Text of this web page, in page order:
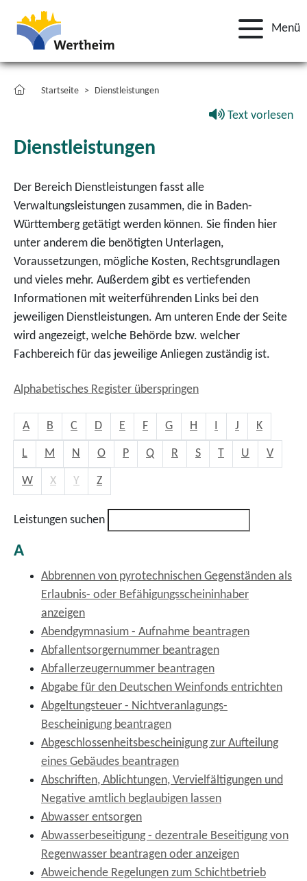
Menü
Startseite Dienstleistungen
Text vorlesen
Dienstleistungen
Der Bereich Dienstleistungen fasst alle
Verwaltungsleistungen zusammen, die in Baden-
Württemberg getätigt werden können. Sie finden hier
unter anderem die benötigten Unterlagen,
Voraussetzungen, mögliche Kosten, Rechtsgrundlagen
und vieles mehr. Außerdem gibt es vertiefenden
Informationen mit weiterführenden Links bei den
jeweiligen Dienstleistungen. Am unteren Ende der Seite
wird angezeigt, welche Behörde bzw. welcher
Fachbereich für das jeweilige Anliegen zuständig ist.
Alphabetisches Register überspringen
A B C D E F G H I J K
L M N O P Q R S T U V
W X Y Z
Leistungen suchen
A
Abbrennen von pyrotechnischen Gegenständen als
Erlaubnis- oder Befähigungsscheininhaber
anzeigen
Abendgymnasium - Aufnahme beantragen
Abfallentsorgernummer beantragen
Abfallerzeugernummer beantragen
Abgabe für den Deutschen Weinfonds entrichten
Abgeltungsteuer - Nichtveranlagungs-
Bescheinigung beantragen
Abgeschlossenheitsbescheinigung zur Aufteilung
eines Gebäudes beantragen
Abschriften, Ablichtungen, Vervielfältigungen und
Negative amtlich beglaubigen lassen
Abwasser entsorgen
Abwasserbeseitigung - dezentrale Beseitigung von
Regenwasser beantragen oder anzeigen
Abweichende Regelungen zum Schichtbetrieb